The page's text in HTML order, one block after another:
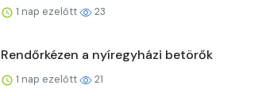
1 nap ezelőtt 23
Rendőrkézen a nyíregyházi betörők
1 nap ezelőtt 21